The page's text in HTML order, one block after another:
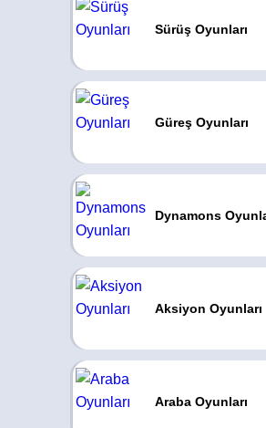
Sürüş Oyunları
Güreş Oyunları
Dynamons
Aksiyon Oyunları
Araba Oyunları